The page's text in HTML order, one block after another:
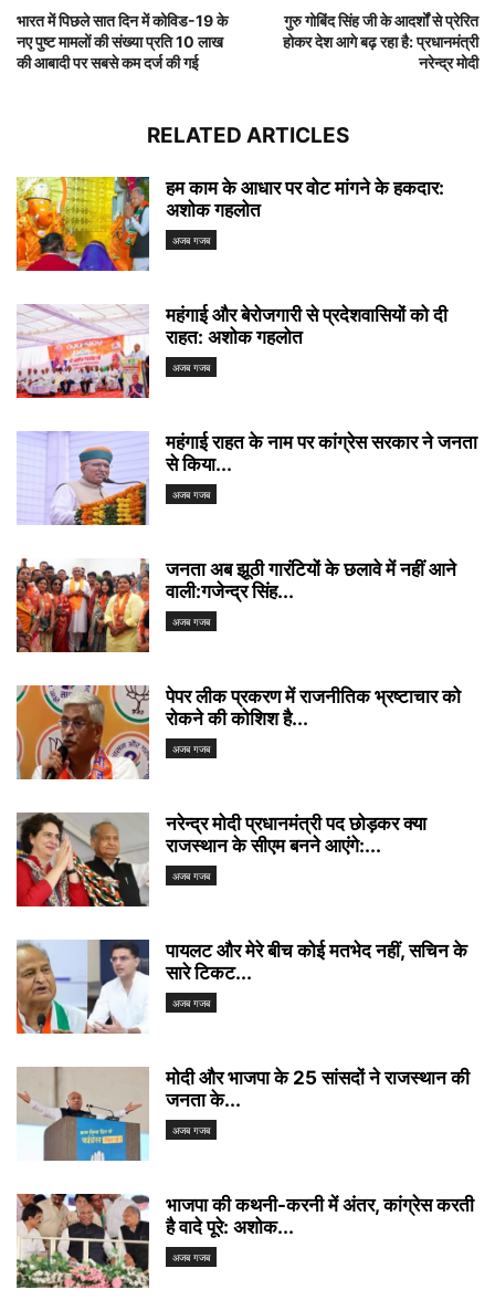
भारत में पिछले सात दिन में कोविड-19 के
नए पुष्‍ट मामलों की संख्‍या प्रति 10 लाख
की आबादी पर सबसे कम दर्ज की गई
गुरु गोबिंद सिंह जी के आदर्शों से प्रेरित
होकर देश आगे बढ़ रहा है: प्रधानमंत्री
नरेन्द्र मोदी
RELATED ARTICLES
हम काम के आधार पर वोट मांगने के हकदार:
अशोक गहलोत
अजब गजब
महंगाई और बेरोजगारी से प्रदेशवासियों को दी
राहत: अशोक गहलोत
अजब गजब
महंगाई राहत के नाम पर कांग्रेस सरकार ने जनता
से किया...
अजब गजब
जनता अब झूठी गारंटियों के छलावे में नहीं आने
वाली:गजेन्द्र सिंह...
अजब गजब
पेपर लीक प्रकरण में राजनीतिक भ्रष्टाचार को
रोकने की कोशिश है...
अजब गजब
नरेन्द्र मोदी प्रधानमंत्री पद छोड़कर क्या
राजस्थान के सीएम बनने आएंगे:...
अजब गजब
पायलट और मेरे बीच कोई मतभेद नहीं, सचिन के
सारे टिकट...
अजब गजब
मोदी और भाजपा के 25 सांसदों ने राजस्थान की
जनता के...
अजब गजब
भाजपा की कथनी-करनी में अंतर, कांग्रेस करती
है वादे पूरे: अशोक...
अजब गजब